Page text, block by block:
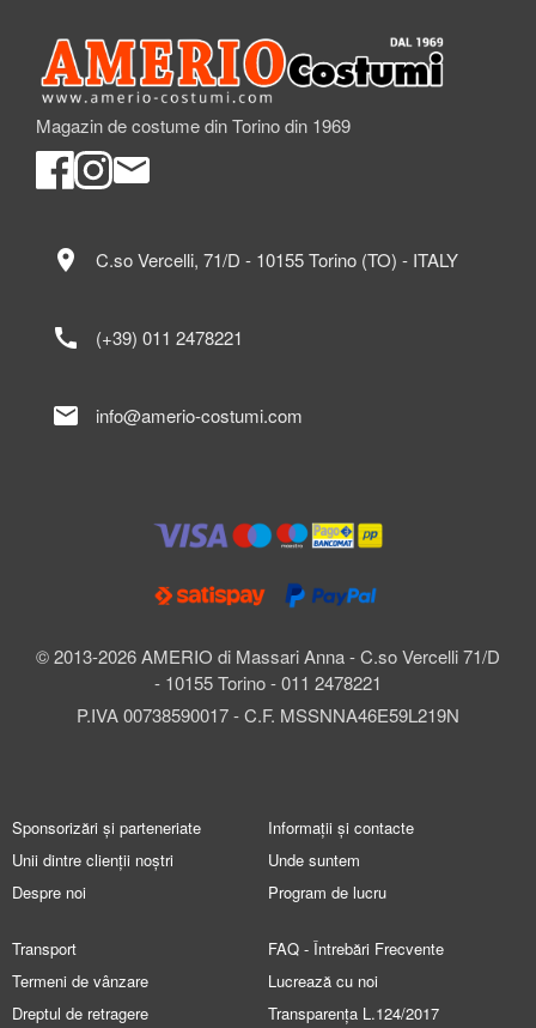
Magazin de costume din Torino din 1969
© 2013-2026 AMERIO di Massari Anna - C.so Vercelli 71/D
- 10155 Torino - 011 2478221
P.IVA 00738590017 - C.F. MSSNNA46E59L219N
location_on C.so Vercelli, 71/D - 10155 Torino (TO) - ITALY
call (+39) 011 2478221
mail info@amerio-costumi.com
Sponsorizări și parteneriate
Unii dintre clienții noștri
Despre noi
Informații și contacte
Unde suntem
Program de lucru
Transport
Termeni de vânzare
Dreptul de retragere
FAQ - Întrebări Frecvente
Lucrează cu noi
Transparența L.124/2017